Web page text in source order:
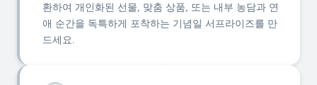
환하여 개인화된 선물, 맞춤 상품, 또는 내부 농담과 연
애 순간을 독특하게 포착하는 기념일 서프라이즈를 만
드세요.